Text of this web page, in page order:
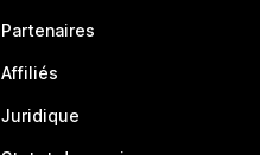
Partenaires
Affiliés
Juridique